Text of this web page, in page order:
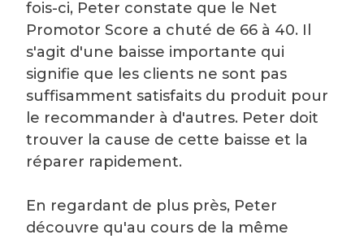
fois-ci, Peter constate que le Net
Promotor Score a chuté de 66 à 40. Il
s'agit d'une baisse importante qui
signifie que les clients ne sont pas
suffisamment satisfaits du produit pour
le recommander à d'autres. Peter doit
trouver la cause de cette baisse et la
réparer rapidement.
En regardant de plus près, Peter
découvre qu'au cours de la même